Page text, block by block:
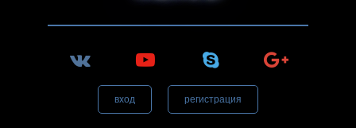
вход регистрация